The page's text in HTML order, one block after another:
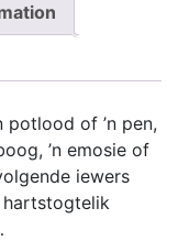
of ’n pen,
’n emosie of
iewers
hartstogtelik